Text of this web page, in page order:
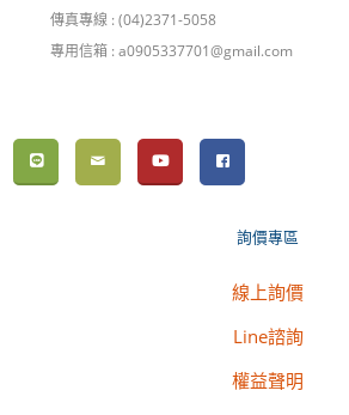
傳真專線 : (04)2371-5058
專用信箱 : a0905337701@gmail.com
詢價專區
線上詢價
Line諮詢
權益聲明